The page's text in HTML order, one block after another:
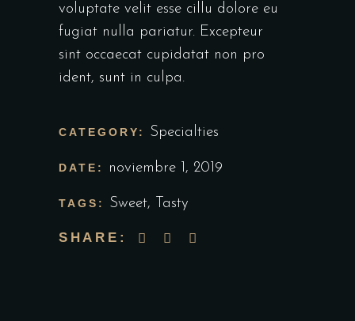
voluptate velit esse cillu dolore eu
fugiat nulla pariatur. Excepteur
sint occaecat cupidatat non pro
ident, sunt in culpa.
CATEGORY: Specialties
DATE: noviembre 1, 2019
TAGS: Sweet, Tasty
SHARE: